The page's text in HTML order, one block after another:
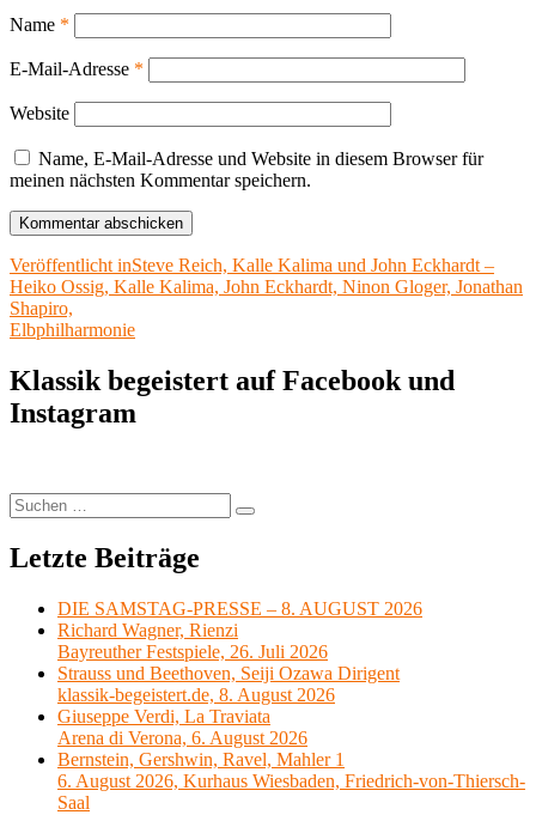
Name *
E-Mail-Adresse *
Website
Name, E-Mail-Adresse und Website in diesem Browser für
meinen nächsten Kommentar speichern.
Beitragsnavigation
Veröffentlicht inSteve Reich, Kalle Kalima und John Eckhardt –
Heiko Ossig, Kalle Kalima, John Eckhardt, Ninon Gloger, Jonathan
Shapiro,
Elbphilharmonie
Klassik begeistert auf Facebook und
Instagram
Suchen
nach:
Suchen
Letzte Beiträge
DIE SAMSTAG-PRESSE – 8. AUGUST 2026
Richard Wagner, Rienzi
Bayreuther Festspiele, 26. Juli 2026
Strauss und Beethoven, Seiji Ozawa Dirigent
klassik-begeistert.de, 8. August 2026
Giuseppe Verdi, La Traviata
Arena di Verona, 6. August 2026
Bernstein, Gershwin, Ravel, Mahler 1
6. August 2026, Kurhaus Wiesbaden, Friedrich-von-Thiersch-
Saal